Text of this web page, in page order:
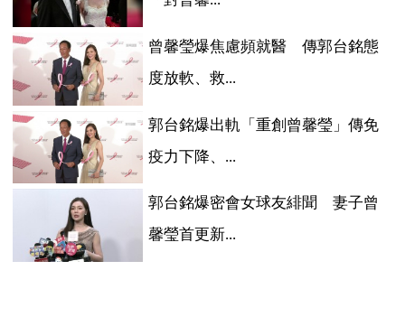
曾馨瑩爆焦慮頻就醫 傳郭台銘態
度放軟、救...
郭台銘爆出軌「重創曾馨瑩」傳免
疫力下降、...
郭台銘爆密會女球友緋聞 妻子曾
馨瑩首更新...